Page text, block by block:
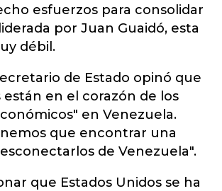
esfuerzos para consolidar
por Juan Guaidó, esta
débil.
de Estado opinó que
están en el corazón de los
en Venezuela.
que encontrar una
de Venezuela".
que Estados Unidos se ha